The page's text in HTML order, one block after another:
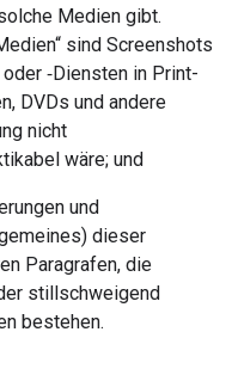
Medien gibt.
sind Screenshots
‐Diensten in Print-
DVDs und andere
nicht
wäre; und
und
dieser
Paragrafen, die
stillschweigend
bestehen.